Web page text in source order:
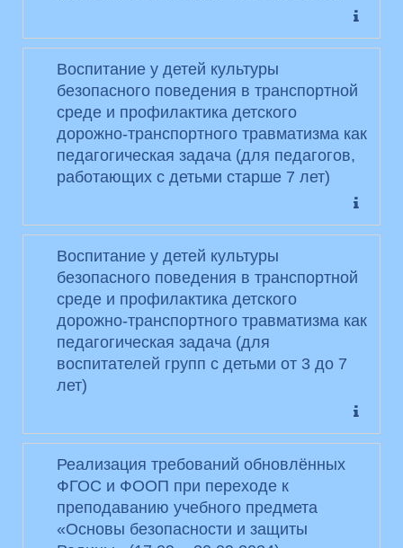
Воспитание у детей культуры
безопасного поведения в транспортной
среде и профилактика детского
дорожно-транспортного травматизма как
педагогическая задача (для педагогов,
работающих с детьми старше 7 лет)
Воспитание у детей культуры
безопасного поведения в транспортной
среде и профилактика детского
дорожно-транспортного травматизма как
педагогическая задача (для
воспитателей групп с детьми от 3 до 7
лет)
Реализация требований обновлённых
ФГОС и ФООП при переходе к
преподаванию учебного предмета
«Основы безопасности и защиты